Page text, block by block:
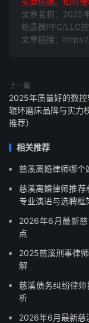
文章名称：2025
屹晶微PFC/LLC
文章链接：
上一篇
2025年质量好的数
辊环磨床品牌与实力
推荐）
相关推荐
慈溪离婚律师哪个
慈溪离婚律师推荐
专业演进与选聘框
2026年6月最新
点
2025慈溪刑事律
解
慈溪债务纠纷律
析
2026年6月最新慈